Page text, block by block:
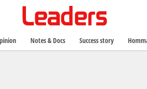
Notes & Docs Success story